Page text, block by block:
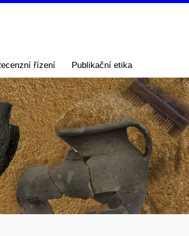
řízení Publikační etika